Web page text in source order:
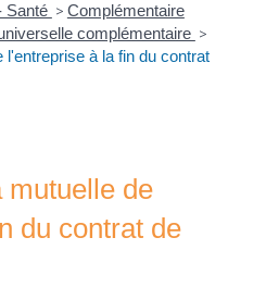
Santé > Complémentaire
complémentaire >
l'entreprise à la fin du contrat
mutuelle de
du contrat de